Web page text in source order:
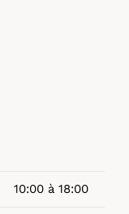
10:00 à 18:00